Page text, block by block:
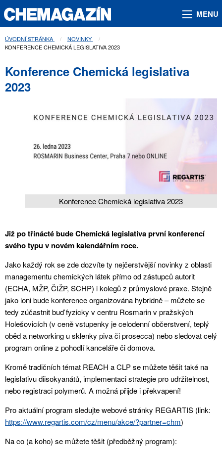
MENU
ÚVODNÍ STRÁNKA
NOVINKY
AKTUÁLNÍ STRÁNKA:
KONFERENCE CHEMICKÁ LEGISLATIVA 2023
Konference Chemická legislativa
2023
Konference Chemická legislativa 2023
Již po třinácté bude Chemická legislativa první konferencí
svého typu v novém kalendářním roce.
Jako každý rok se zde dozvíte ty nejčerstvější novinky z oblasti
managementu chemických látek přímo od zástupců autorit
(ECHA, MŽP, ČIŽP, SCHP) i kolegů z průmyslové praxe. Stejně
jako loni bude konference organizována hybridně – můžete se
tedy zúčastnit buď fyzicky v centru Rosmarin v pražských
Holešovicích (v ceně vstupenky je celodenní občerstvení, teplý
oběd a networking u sklenky piva či prosecca) nebo sledovat celý
program online z pohodlí kanceláře či domova.
Kromě tradičních témat REACH a CLP se můžete těšit také na
legislativu diisokyanátů, implementaci strategie pro udržitelnost,
nebo registraci polymerů. A možná přijde i překvapení!
Pro aktuální program sledujte webové stránky REGARTIS (link:
https://www.regartis.com/cz/menu/akce/?partner=chm)
Na co (a koho) se můžete těšit (předběžný program):